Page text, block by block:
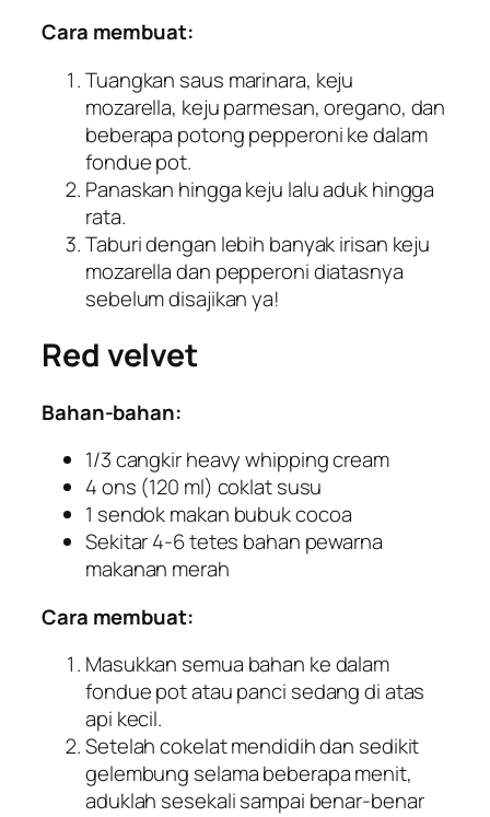
Cara membuat:
Tuangkan saus marinara, keju
mozarella, kejuparmesan, oregano, dan
beberapa potongpepperonike dalam
fondue pot.
Panaskan hingga keju lalu aduk hingga
rata.
Taburi dengan lebih banyak irisan keju
mozarelladan pepperonidiatasnya
sebelum disajikan ya!
Red velvet
Bahan-bahan:
1/3 cangkirheavy whipping cream
4 ons (120 ml) coklat susu
1 sendok makan bubukcocoa
Sekitar 4-6 tetes bahan pewarna
makanan merah
Cara membuat:
Masukkan semua bahan ke dalam
fondue potatau panci sedang di atas
api kecil.
Setelah cokelat mendidih dan sedikit
gelembung selama beberapa menit,
aduklah sesekali sampai benar-benar